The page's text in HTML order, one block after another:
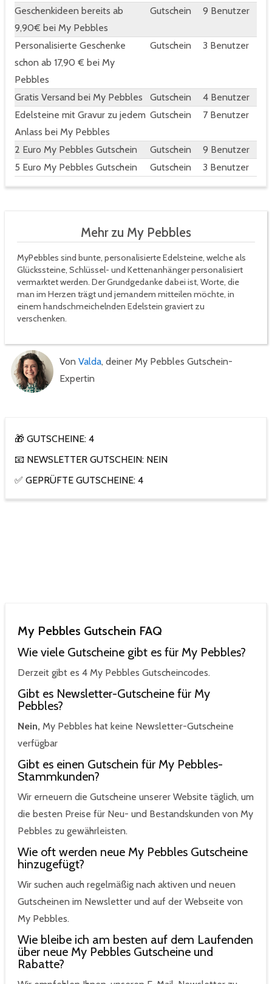
Geschenkideen bereits ab
9,90€ bei My Pebbles
Gutschein 9 Benutzer
Personalisierte Geschenke
schon ab 17,90 € bei My
Pebbles
Gutschein 3 Benutzer
Gratis Versand bei My Pebbles Gutschein
4 Benutzer
Edelsteine mit Gravur zu jedem
Anlass bei My Pebbles
Gutschein 7 Benutzer
2 Euro My Pebbles Gutschein Gutschein
9 Benutzer
5 Euro My Pebbles Gutschein
Gutschein 3 Benutzer
Mehr zu My Pebbles
MyPebbles sind bunte, personalisierte Edelsteine, welche als
Glückssteine, Schlüssel- und Kettenanhänger personalisiert
vermarktet werden. Der Grundgedanke dabei ist, Worte, die
man im Herzen trägt und jemandem mitteilen möchte, in
einem handschmeichelnden Edelstein graviert zu
verschenken.
Von Valda, deiner My Pebbles Gutschein-
Expertin
🎁 GUTSCHEINE: 4
📧 NEWSLETTER GUTSCHEIN: NEIN
✅ GEPRÜFTE GUTSCHEINE: 4
My Pebbles Gutschein FAQ
Wie viele Gutscheine gibt es für My Pebbles?
Derzeit gibt es 4 My Pebbles Gutscheincodes.
Gibt es Newsletter-Gutscheine für My
Pebbles?
Nein, My Pebbles hat keine Newsletter-Gutscheine
verfügbar
Gibt es einen Gutschein für My Pebbles-
Stammkunden?
Wir erneuern die Gutscheine unserer Website täglich, um
die besten Preise für Neu- und Bestandskunden von My
Pebbles zu gewährleisten.
Wie oft werden neue My Pebbles Gutscheine
hinzugefügt?
Wir suchen auch regelmäßig nach aktiven und neuen
Gutscheinen im Newsletter und auf der Webseite von
My Pebbles.
Wie bleibe ich am besten auf dem Laufenden
über neue My Pebbles Gutscheine und
Rabatte?